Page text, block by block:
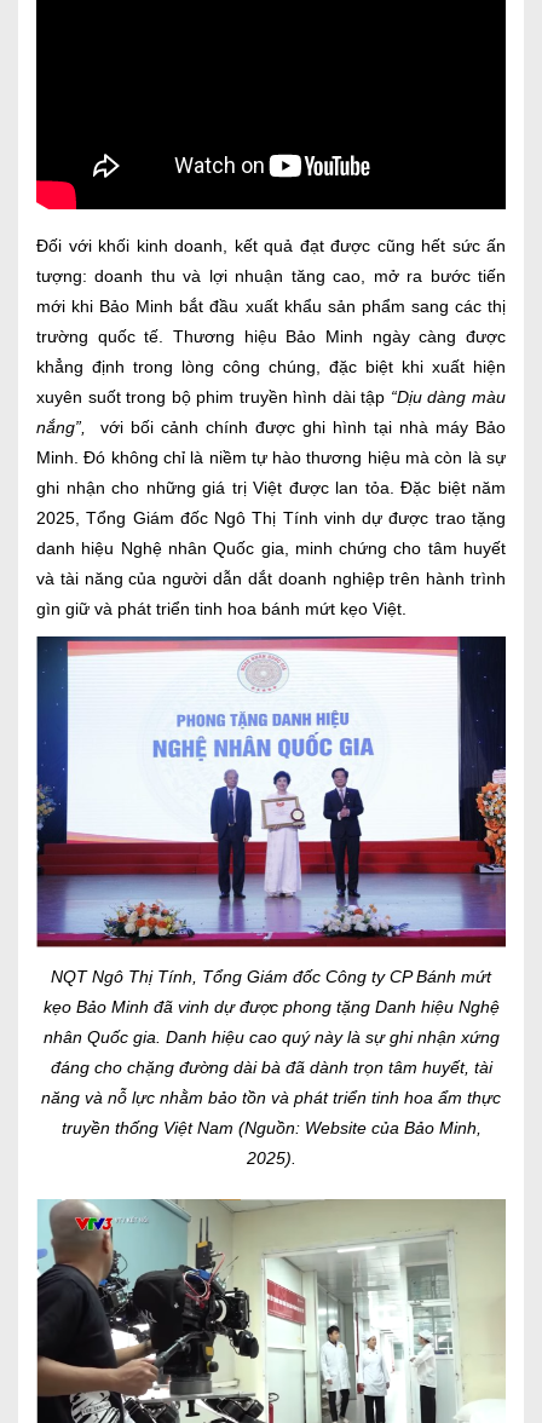
Đối với khối kinh doanh, kết quả đạt được cũng hết sức ấn
tượng: doanh thu và lợi nhuận tăng cao, mở ra bước tiến
mới khi Bảo Minh bắt đầu xuất khẩu sản phẩm sang các thị
trường quốc tế. Thương hiệu Bảo Minh ngày càng được
khẳng định trong lòng công chúng, đặc biệt khi xuất hiện
xuyên suốt trong bộ phim truyền hình dài tập “Dịu dàng màu
nắng”,
với bối cảnh chính được ghi hình tại nhà máy Bảo
Minh. Đó không chỉ là niềm tự hào thương hiệu mà còn là sự
ghi nhận cho những giá trị Việt được lan tỏa. Đặc biệt năm
2025, Tổng Giám đốc Ngô Thị Tính vinh dự được trao tặng
danh hiệu Nghệ nhân Quốc gia, minh chứng cho tâm huyết
và tài năng của người dẫn dắt doanh nghiệp trên hành trình
gìn giữ và phát triển tinh hoa bánh mứt kẹo Việt.
NQT Ngô Thị Tính, Tổng Giám đốc Công ty CP Bánh mứt
kẹo Bảo Minh đã vinh dự được phong tặng Danh hiệu Nghệ
nhân Quốc gia. Danh hiệu cao quý này là sự ghi nhận xứng
đáng cho chặng đường dài bà đã dành trọn tâm huyết, tài
năng và nỗ lực nhằm bảo tồn và phát triển tinh hoa ẩm thực
truyền thống Việt Nam (Nguồn: Website của Bảo Minh,
2025).